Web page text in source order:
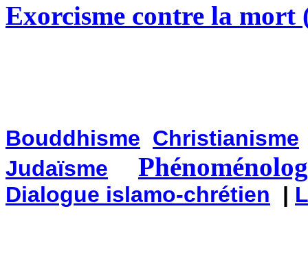
Exorcisme contre la mort
Bouddhisme Christianisme
Judaïsme
Dialogue islamo-chrétien |